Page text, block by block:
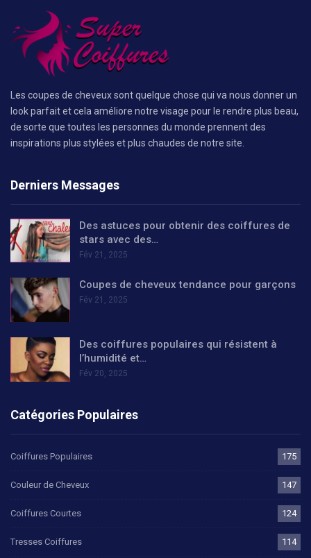
Les coupes de cheveux sont quelque chose qui va nous donner un
look parfait et cela améliore notre visage pour le rendre plus beau,
de sorte que toutes les personnes du monde prennent des
inspirations plus stylées et plus chaudes de notre site.
Derniers Messages
Des astuces pour obtenir des coiffures de
stars avec des…
Fév 21, 2025
Coupes de cheveux tendance pour garçons
Fév 21, 2025
Des coiffures populaires qui résistent à
l’humidité et…
Fév 20, 2025
Catégories Populaires
Coiffures Populaires 175
Couleur de Cheveux 147
Coiffures Courtes 124
Tresses Coiffures 114